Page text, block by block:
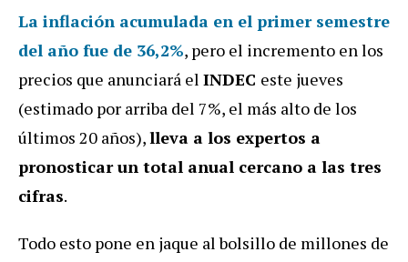
La inflación acumulada en el primer semestre
del año fue de 36,2%, pero el incremento en los
precios que anunciará el INDEC este jueves
(estimado por arriba del 7%, el más alto de los
últimos 20 años),lleva a los expertos a
pronosticar un total anual cercano a las tres
cifras.
Todo esto pone en jaque al bolsillo de millones de